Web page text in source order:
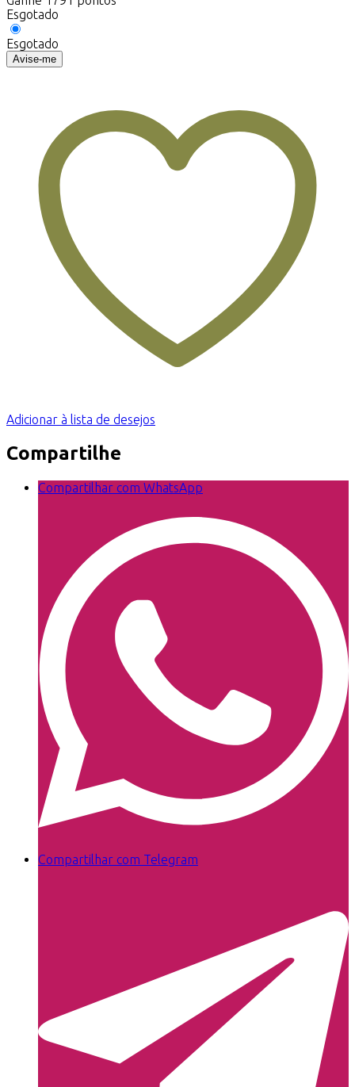
Esgotado
Esgotado
Avise-me
Adicionar à lista de desejos
Compartilhe
Compartilhar com WhatsApp
Compartilhar com Telegram